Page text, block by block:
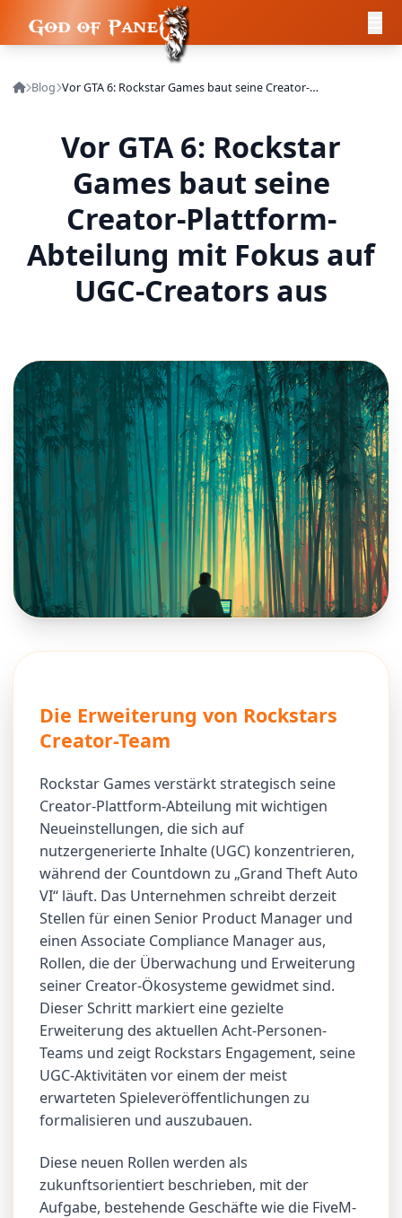
Blog Vor GTA 6: Rockstar Games baut seine Creator-Plattform-Abteilung mit Fokus auf UGC-Creators aus
Vor GTA 6: Rockstar
Games baut seine
Creator-Plattform-
Abteilung mit Fokus auf
UGC-Creators aus
Die Erweiterung von Rockstars
Creator-Team
Rockstar Games verstärkt strategisch seine
Creator-Plattform-Abteilung mit wichtigen
Neueinstellungen, die sich auf
nutzergenerierte Inhalte (UGC) konzentrieren,
während der Countdown zu „Grand Theft Auto
VI“ läuft. Das Unternehmen schreibt derzeit
Stellen für einen Senior Product Manager und
einen Associate Compliance Manager aus,
Rollen, die der Überwachung und Erweiterung
seiner Creator-Ökosysteme gewidmet sind.
Dieser Schritt markiert eine gezielte
Erweiterung des aktuellen Acht-Personen-
Teams und zeigt Rockstars Engagement, seine
UGC-Aktivitäten vor einem der meist
erwarteten Spieleveröffentlichungen zu
formalisieren und auszubauen.
Diese neuen Rollen werden als
zukunftsorientiert beschrieben, mit der
Aufgabe, bestehende Geschäfte wie die FiveM-